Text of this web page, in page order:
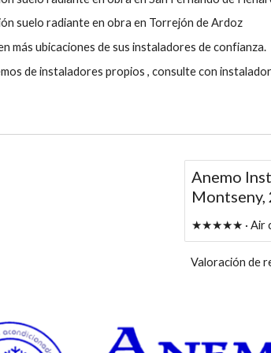
suelo radiante en obra en Torrejón de Ardoz
más ubicaciones de sus instaladores de confianza.
de instaladores propios , consulte con
Anemo
Montseny,
★★★★★ · Air
Valoración de